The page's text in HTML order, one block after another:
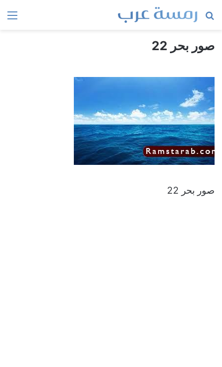
بحث
صور بحر 22
صور بحر 22